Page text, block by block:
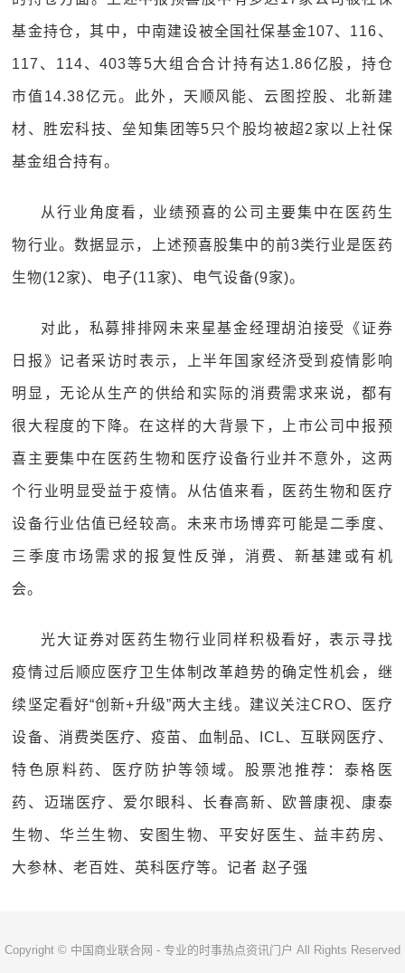
基金持仓，其中，中南建设被全国社保基金107、116、
117、114、403等5大组合合计持有达1.86亿股，持仓
市值14.38亿元。此外，天顺风能、云图控股、北新建
材、胜宏科技、垒知集团等5只个股均被超2家以上社保
基金组合持有。
从行业角度看，业绩预喜的公司主要集中在医药生
物行业。数据显示，上述预喜股集中的前3类行业是医药
生物(12家)、电子(11家)、电气设备(9家)。
对此，私募排排网未来星基金经理胡泊接受《证券
日报》记者采访时表示，上半年国家经济受到疫情影响
明显，无论从生产的供给和实际的消费需求来说，都有
很大程度的下降。在这样的大背景下，上市公司中报预
喜主要集中在医药生物和医疗设备行业并不意外，这两
个行业明显受益于疫情。从估值来看，医药生物和医疗
设备行业估值已经较高。未来市场博弈可能是二季度、
三季度市场需求的报复性反弹，消费、新基建或有机
会。
光大证券对医药生物行业同样积极看好，表示寻找
疫情过后顺应医疗卫生体制改革趋势的确定性机会，继
续坚定看好“创新+升级”两大主线。建议关注CRO、医疗
设备、消费类医疗、疫苗、血制品、ICL、互联网医疗、
特色原料药、医疗防护等领域。股票池推荐：泰格医
药、迈瑞医疗、爱尔眼科、长春高新、欧普康视、康泰
生物、华兰生物、安图生物、平安好医生、益丰药房、
大参林、老百姓、英科医疗等。记者 赵子强
Copyright © 中国商业联合网 - 专业的时事热点资讯门户 All Rights Reserved